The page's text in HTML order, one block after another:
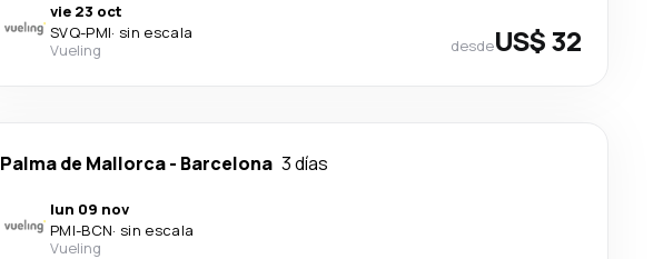
vie 23 oct
SVQ-PMI· sin escala
Vueling
desdeUS$ 32
Palma de Mallorca- Barcelona 3 días
lun 09 nov
PMI-BCN· sin escala
Vueling